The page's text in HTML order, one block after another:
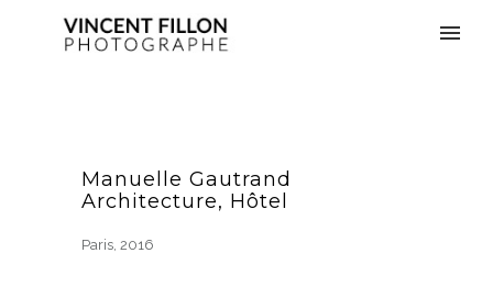
Manuelle Gautrand
Architecture, Hôtel
Paris, 2016